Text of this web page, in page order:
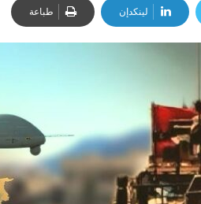
لينكدإن طباعة